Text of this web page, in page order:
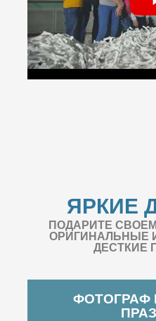
ЯРКИЕ
ПОДАРИТЕ
ОРИГИНАЛЬНЫЕ
ДЕСТКИЕ
ФОТОГРАФ